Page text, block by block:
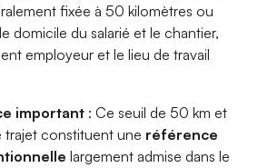
fixée à 50 kilomètres ou
domicile du salarié et le chantier,
employeur et le lieu de travail
important : Ce seuil de 50 km et
trajet constituent une référence
largement admise dans le